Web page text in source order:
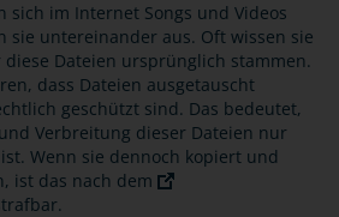
sich im Internet Songs und Videos
sie untereinander aus. Oft wissen sie
Dateien ursprünglich stammen.
dass Dateien ausgetauscht
geschützt sind. Das bedeutet,
Verbreitung dieser Dateien nur
Wenn sie dennoch kopiert und
ist das nach dem